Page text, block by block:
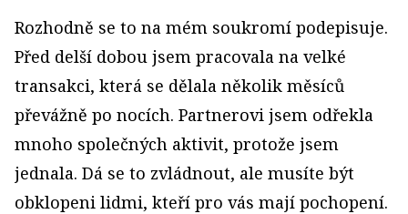
Rozhodně se to na mém soukromí podepisuje.
Před delší dobou jsem pracovala na velké
transakci, která se dělala několik měsíců
převážně po nocích. Partnerovi jsem odřekla
mnoho společných aktivit, protože jsem
jednala. Dá se to zvládnout, ale musíte být
obklopeni lidmi, kteří pro vás mají pochopení.